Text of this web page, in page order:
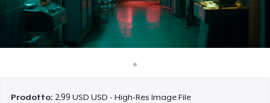
Vendi ovunque
Prodotto: 2,99 USD USD - High-Res Image File